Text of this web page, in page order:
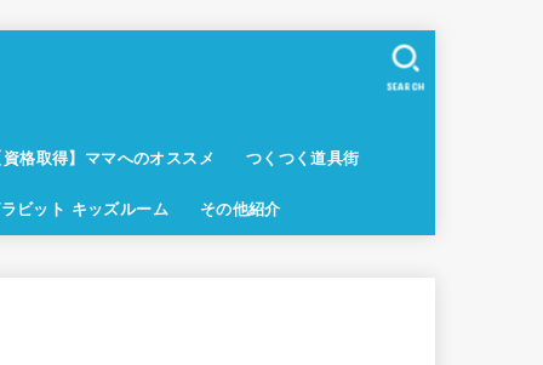
資格取得】ママへのオススメ つくつく道具街
ビット キッズルーム その他紹介
SEARCH